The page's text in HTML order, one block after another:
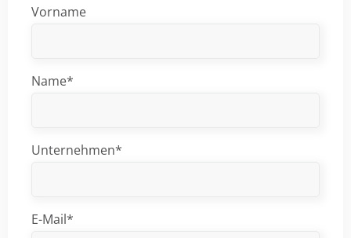
Vorname
Name*
Unternehmen*
E-Mail*